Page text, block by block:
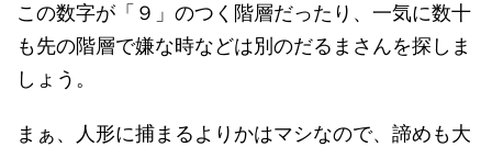
この数字が「９」のつく階層だったり、一気に数十
も先の階層で嫌な時などは別のだるまさんを探しま
しょう。
まぁ、人形に捕まるよりかはマシなので、諦めも大